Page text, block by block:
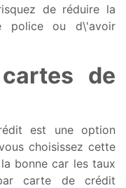
de réduire la
police ou d\'avoir
de
est une option
choisissez cette
bonne car les taux
carte de crédit